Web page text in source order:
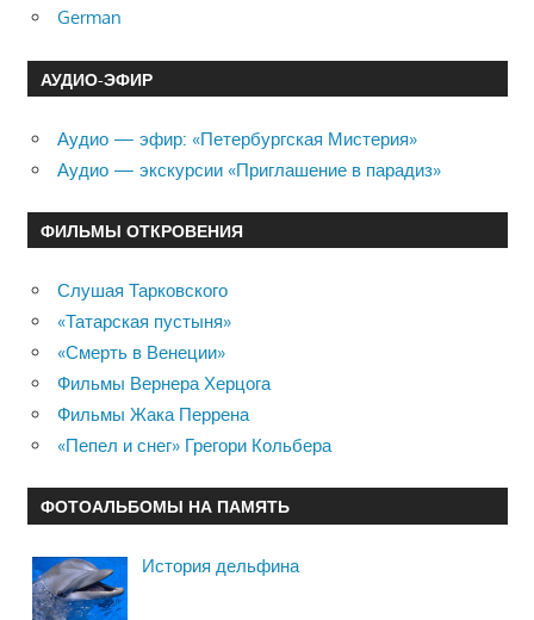
German
АУДИО-ЭФИР
Аудио — эфир: «Петербургская Мистерия»
Аудио — экскурсии «Приглашение в парадиз»
ФИЛЬМЫ ОТКРОВЕНИЯ
Слушая Тарковского
«Татарская пустыня»
«Смерть в Венеции»
Фильмы Вернера Херцога
Фильмы Жака Перрена
«Пепел и снег» Грегори Кольбера
ФОТОАЛЬБОМЫ НА ПАМЯТЬ
История дельфина